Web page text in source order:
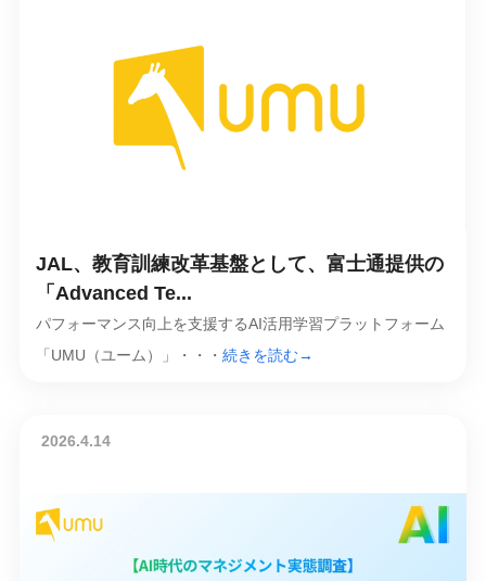
JAL、教育訓練改革基盤として、富士通提供の
「Advanced Te...
パフォーマンス向上を支援するAI活用学習プラットフォーム
「UMU（ユーム）」・・・ 続きを読む→
2026.4.14